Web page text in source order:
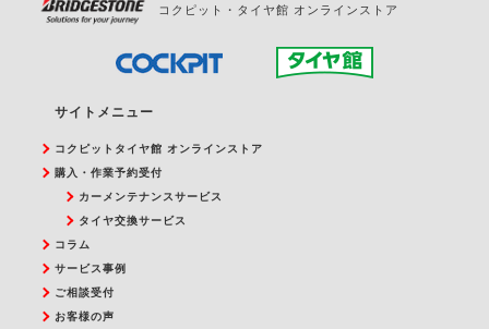
コクピット・タイヤ館 オンラインストア
サイトメニュー
コクピットタイヤ館 オンラインストア
購入・作業予約受付
カーメンテナンスサービス
タイヤ交換サービス
コラム
サービス事例
ご相談受付
お客様の声